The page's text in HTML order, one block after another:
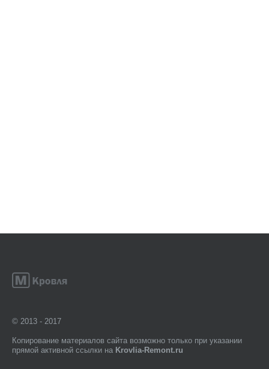
© 2013 - 2017
Копирование материалов сайта возможно только при указании
прямой активной ссылки на Krovlia-Remont.ru